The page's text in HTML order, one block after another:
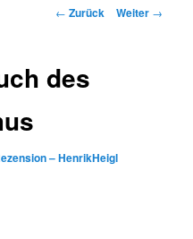
Beitrags-
← Zurück Weiter →
des
– HenrikHeigl